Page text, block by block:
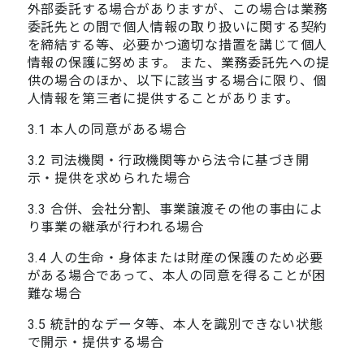
外部委託する場合がありますが、この場合は業務
委託先との間で個人情報の取り扱いに関する契約
を締結する等、必要かつ適切な措置を講じて個人
情報の保護に努めます。 また、業務委託先への提
供の場合のほか、以下に該当する場合に限り、個
人情報を第三者に提供することがあります。
3.1 本人の同意がある場合
3.2 司法機関・行政機関等から法令に基づき開
示・提供を求められた場合
3.3 合併、会社分割、事業譲渡その他の事由によ
り事業の継承が行われる場合
3.4 人の生命・身体または財産の保護のため必要
がある場合であって、本人の同意を得ることが困
難な場合
3.5 統計的なデータ等、本人を識別できない状態
で開示・提供する場合